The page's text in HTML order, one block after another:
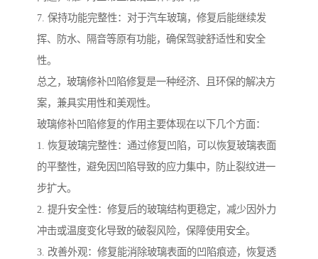
7. 保持功能完整性：对于汽车玻璃，修复后能继续发
挥、防水、隔音等原有功能，确保驾驶舒适性和安全
性。
总之，玻璃修补凹陷修复是一种经济、且环保的解决方
案，兼具实用性和美观性。
玻璃修补凹陷修复的作用主要体现在以下几个方面：
1. 恢复玻璃完整性：通过修复凹陷，可以恢复玻璃表面
的平整性，避免因凹陷导致的应力集中，防止裂纹进一
步扩大。
2. 提升安全性：修复后的玻璃结构更稳定，减少因外力
冲击或温度变化导致的破裂风险，保障使用安全。
3. 改善外观：修复能消除玻璃表面的凹陷痕迹，恢复透